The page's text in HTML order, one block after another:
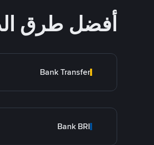
أفضل طرق
Bank Transfer
Bank BRI